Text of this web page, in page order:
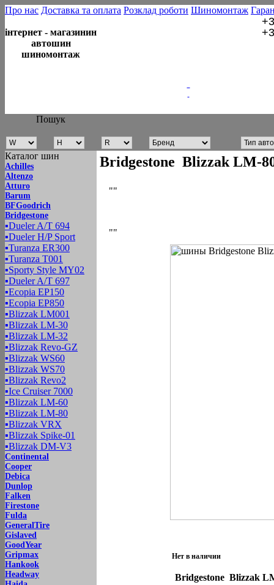
Про нас Доставка та оплата Розклад роботи Шиномонтаж
інтернет - магазинин
автошин
шиномонтаж
Пошук
Каталог шин
Achilles
Altenzo
Atturo
Barum
BFGoodrich
Bridgestone
▪Dueler A/T 694
▪Dueler H/P Sport
▪Turanza ER300
▪Turanza T001
▪Sporty Style MY02
▪Dueler A/T 697
▪Ecopia EP150
▪Ecopia EP850
▪Blizzak LM001
▪Blizzak LM-30
▪Blizzak LM-32
▪Blizzak Revo-GZ
▪Blizzak WS60
▪Blizzak WS70
▪Blizzak Revo2
▪Ice Cruiser 7000
▪Blizzak LM-60
▪Blizzak LM-80
▪Blizzak VRX
▪Blizzak Spike-01
▪Blizzak DM-V3
Continental
Cooper
Debica
Dunlop
Falken
Firestone
Fulda
GeneralTire
Gislaved
GoodYear
Gripmax
Hankook
Headway
Bridgestone Blizzak LM-
""
""
Нет в наличии
Bridgestone Blizzak